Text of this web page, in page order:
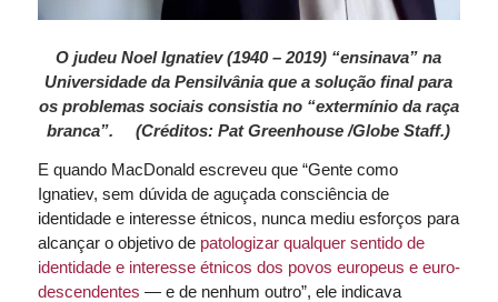
O judeu Noel Ignatiev (1940 – 2019) “ensinava” na
Universidade da Pensilvânia que a solução final para
os problemas sociais consistia no “extermínio da raça
branca”. (Créditos: Pat Greenhouse /Globe Staff.)
E quando MacDonald escreveu que “Gente como
Ignatiev, sem dúvida de aguçada consciência de
identidade e interesse étnicos, nunca mediu esforços para
alcançar o objetivo de patologizar qualquer sentido de
identidade e interesse étnicos dos povos europeus e euro-
descendentes — e de nenhum outro”, ele indicava